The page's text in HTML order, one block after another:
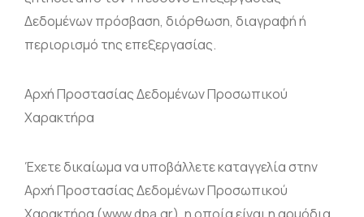
Δεδομένων πρόσβαση, διόρθωση, διαγραφή ή
περιορισμό της επεξεργασίας.
Αρχή Προστασίας Δεδομένων Προσωπικού
Χαρακτήρα
Έχετε δικαίωμα να υποβάλλετε καταγγελία στην
Αρχή Προστασίας Δεδομένων Προσωπικού